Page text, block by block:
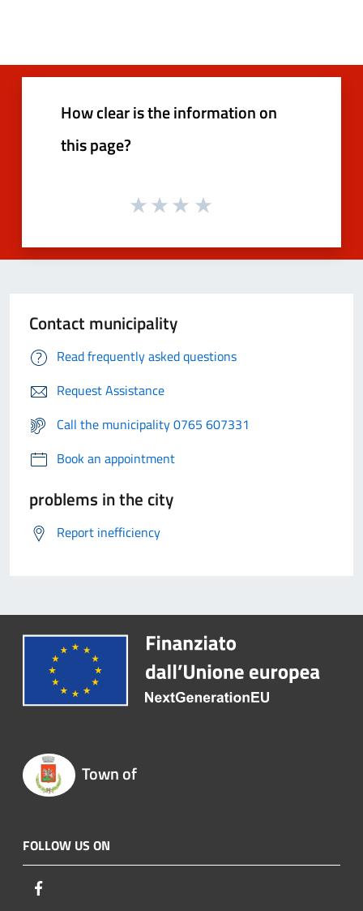
How clear is the information on
this page?
Contact municipality
Read frequently asked questions
Request Assistance
Call the municipality 0765 607331
Book an appointment
problems in the city
Report inefficiency
Town of
FOLLOW US ON